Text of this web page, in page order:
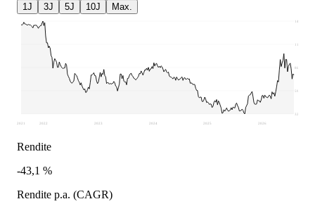
1J 3J 5J 10J Max.
32,42
59,68
86,93
114,19
141,45
2021 2022 2023 2024 2025 2026
Rendite
-43,1 %
Rendite p.a. (CAGR)